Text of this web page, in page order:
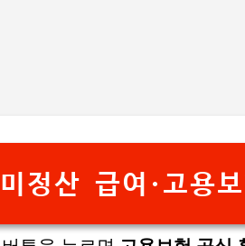
미정산 급여·고용